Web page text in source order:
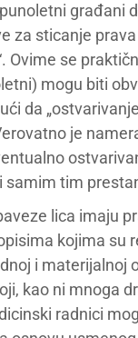
građani
za sticanje
Ovime se
mogu biti
da
je
tim
lica imaju
kojima su
i materijalnoj
kao ni mnoga
radnici